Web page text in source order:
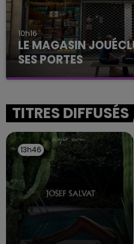
10h16
LE MAGASIN
SES PORTES
C'était l'une des
fermer ses portes.
TITRES DIFFUSÉS
13h46
13h46